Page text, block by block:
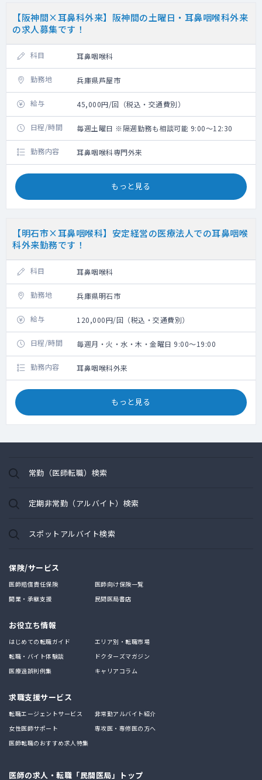
【阪神間×耳鼻科外来】阪神間の土曜日・耳鼻咽喉科外来
の求人募集です！
科目 耳鼻咽喉科
勤務地 兵庫県芦屋市
給与 45,000円/回（税込・交通費別）
日程/時間 毎週土曜日 ※隔週勤務も相談可能 9:00～12:30
勤務内容 耳鼻咽喉科専門外来
もっと見る
【明石市×耳鼻咽喉科】安定経営の医療法人での耳鼻咽喉
科外来勤務です！
科目 耳鼻咽喉科
勤務地 兵庫県明石市
給与 120,000円/回（税込・交通費別）
日程/時間 毎週月・火・水・木・金曜日 9:00～19:00
勤務内容 耳鼻咽喉科外来
もっと見る
常勤（医師転職）検索
定期非常勤（アルバイト）検索
スポットアルバイト検索
保険/サービス
医師賠償責任保険
医師向け保険一覧
開業・承継支援
民間医局書店
お役立ち情報
はじめての転職ガイド
エリア別・転職市場
転職・バイト体験談
ドクターズマガジン
医療過誤判例集
キャリアコラム
求職支援サービス
転職エージェントサービス
非常勤アルバイト紹介
女性医師サポート
専攻医・専修医の方へ
医師転職のおすすめ求人特集
医師の求人・転職「民間医局」トップ